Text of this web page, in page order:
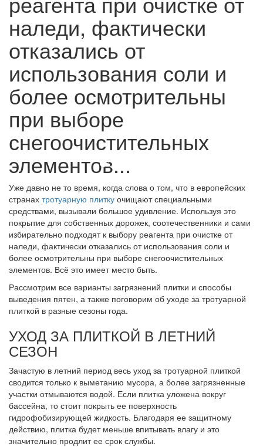
наледи, фактически
отказались от
использования соли и
более осмотрительны
при выборе
снегоочистительных
элементов...
Уже давно не то время, когда слова о том, что в европейских
странах тротуарную плитку очищают специальными
средствами, вызывали большое удивление. Используя это
покрытие для собственных дорожек, соотечественники и сами
избирательно подходят к выбору реагента при очистке от
наледи, фактически отказались от использования соли и
более осмотрительны при выборе снегоочистительных
элементов. Всё это имеет место быть.
Рассмотрим все варианты загрязнений плитки и способы
выведения пятен, а также поговорим об уходе за тротуарной
плиткой в разные сезоны года.
УХОД ЗА ПЛИТКОЙ В ЛЕТНИЙ
СЕЗОН
Зачастую в летний период весь уход за тротуарной плиткой
сводится только к выметанию мусора, а более загрязненные
участки отмываются водой. Если плитка уложена вокруг
бассейна, то стоит покрыть ее поверхность
гидрофобизирующей жидкость. Благодаря ее защитному
действию, плитка будет меньше впитывать влагу и это
значительно продлит ее срок службы.